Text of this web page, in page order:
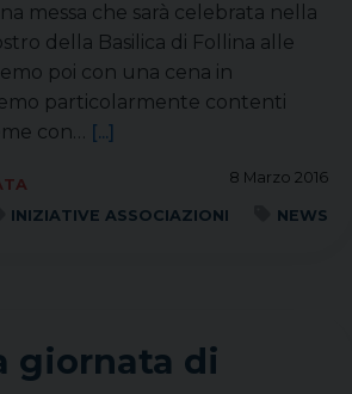
messa che sarà celebrata nella
della Basilica di Follina alle
poi con una cena in
particolarmente contenti
con… [...]
8 Marzo 2016
INIZIATIVE ASSOCIAZIONI
NEWS
giornata di